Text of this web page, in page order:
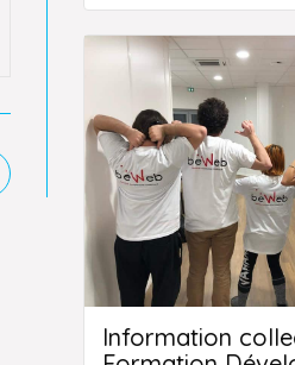
Information